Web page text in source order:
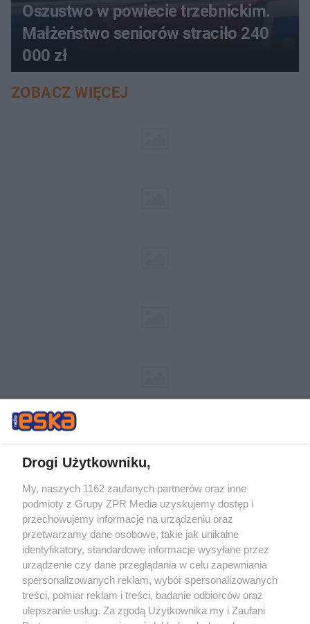
Oszustwo w powiecie trzebnickim.
Małżeństwo seniorów straciło 240
000 zł
ZOBACZ WIĘCEJ
Żaden utwór zamieszczony w serwisie nie może być powielany i
rozpowszechniany lub dalej rozpowszechniany w jakikolwiek sposób (w
tym także elektroniczny lub mechaniczny) na jakimkolwiek polu
eksploatacji w jakiejkolwiek formie, włącznie z umieszczaniem w
Internecie bez pisemnej zgody właściciela praw. Jakiekolwiek użycie lub
wykorzystanie utworów w całości lub w części z naruszeniem prawa,
tzn. bez właściwej zgody, jest zabronione pod groźbą kary i może być
ścigane prawnie.
Drogi Użytkowniku,
My, naszych 1162 zaufanych partnerów oraz inne
podmioty z Grupy ZPR Media uzyskujemy dostęp i
przechowujemy informacje na urządzeniu oraz
przetwarzamy dane osobowe, takie jak unikalne
identyfikatory, standardowe informacje wysyłane przez
urządzenie czy dane przeglądania w celu zapewniania
spersonalizowanych reklam, wybór spersonalizowanych
treści, pomiar reklam i treści, badanie odbiorców oraz
ulepszanie usług. Za zgodą Użytkownika my i Zaufani